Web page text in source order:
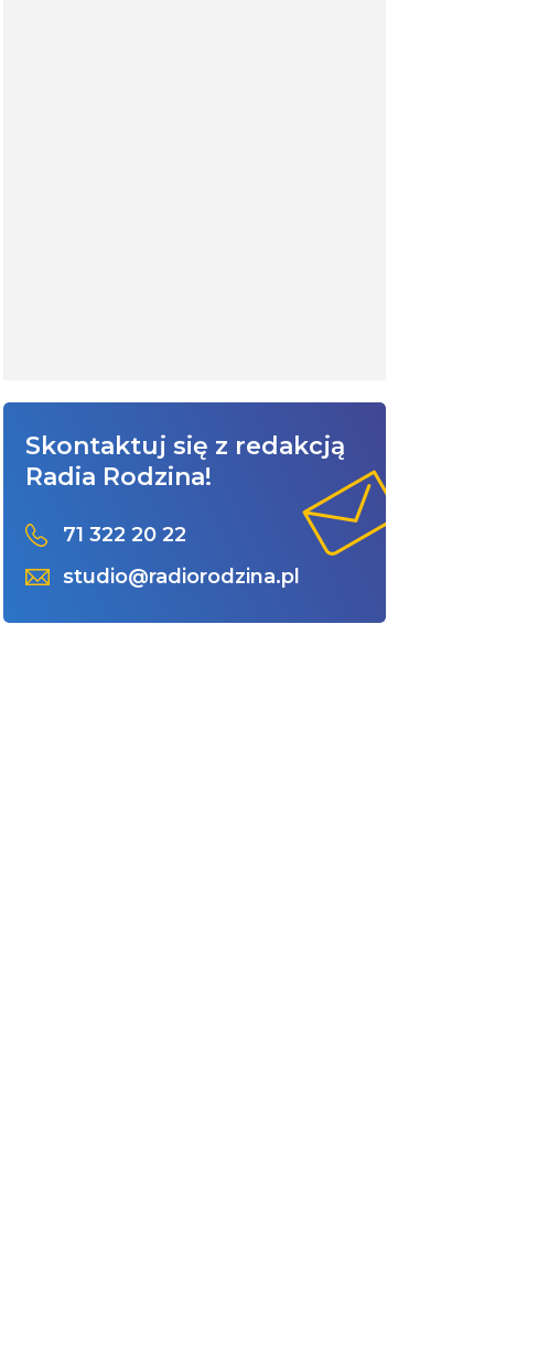
Skontaktuj się z redakcją
Radia Rodzina!
71 322 20 22
studio@radiorodzina.pl